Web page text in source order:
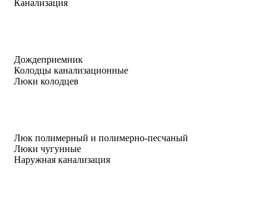
Канализация
Дождеприемник
Колодцы канализационные
Люки колодцев
Люк полимерный и полимерно-песчаный
Люки чугунные
Наружная канализация